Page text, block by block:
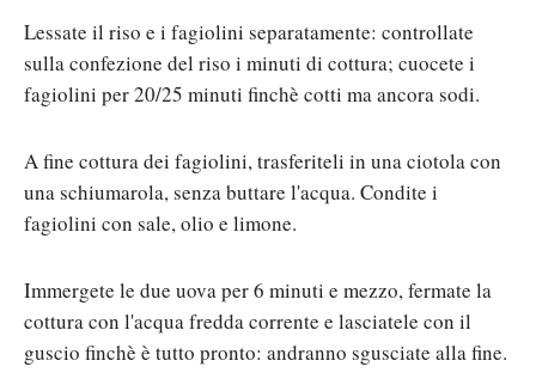
Lessate il riso e i fagiolini separatamente: controllate
sulla confezione del riso i minuti di cottura; cuocete i
fagiolini per 20/25 minuti finchè cotti ma ancora sodi.
A fine cottura dei fagiolini, trasferiteli in una ciotola con
una schiumarola, senza buttare l'acqua. Condite i
fagiolini con sale, olio e limone.
Immergete le due uova per 6 minuti e mezzo, fermate la
cottura con l'acqua fredda corrente e lasciatele con il
guscio finchè è tutto pronto: andranno sgusciate alla fine.